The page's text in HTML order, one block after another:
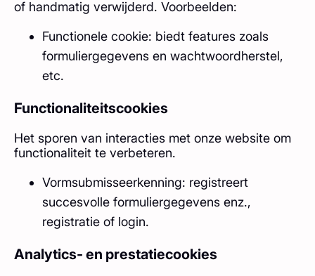
of handmatig verwijderd. Voorbeelden:
Functionele cookie: biedt features zoals
formuliergegevens en wachtwoordherstel,
etc.
Functionaliteitscookies
Het sporen van interacties met onze website om
functionaliteit te verbeteren.
Vormsubmisseerkenning: registreert
succesvolle formuliergegevens enz.,
registratie of login.
Analytics- en prestatiecookies